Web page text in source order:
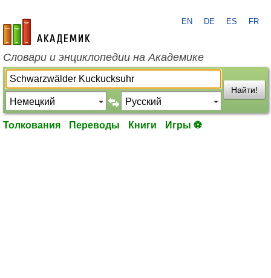
academic.ru
EN DE ES FR
Словари и энциклопедии на Академике
Найти!
Толкования Переводы Книги Игры ⚽